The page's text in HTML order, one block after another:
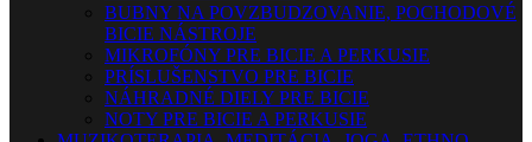
BUBNY NA POVZBUDZOVANIE, POCHODOVÉ
BICIE NÁSTROJE
MIKROFÓNY PRE BICIE A PERKUSIE
PRÍSLUŠENSTVO PRE BICIE
NÁHRADNÉ DIELY PRE BICIE
NOTY PRE BICIE A PERKUSIE